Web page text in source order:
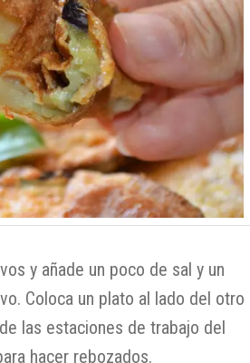
y añade un poco de sal y un
Coloca un plato al lado del otro
las estaciones de trabajo del
hacer rebozados.